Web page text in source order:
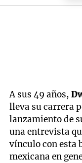
A sus 49 años,
lleva su carrera
lanzamiento de
una entrevista
vínculo con esta
mexicana en